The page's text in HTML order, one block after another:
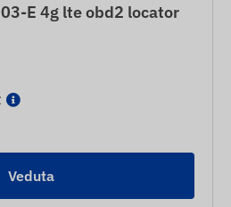
E 4g lte obd2 locator
Veduta